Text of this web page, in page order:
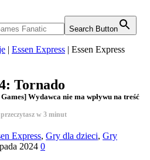
Search Button
| Essen Express | Essen Express
Tornado
Wydawca nie ma wpływu na treść
w 3 minut
Express, Gry dla dzieci, Gry
2024 0